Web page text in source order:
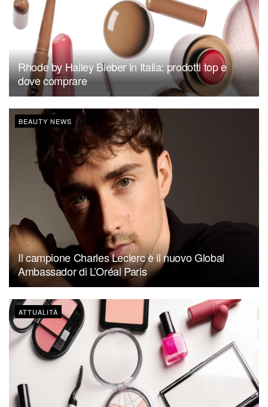
Rhode by Hailey Bieber in Italia: prodotti top e
dove comprare
BEAUTY NEWS
Il campione Charles Leclerc è il nuovo Global
Ambassador di L’Oréal Paris
ATTUALITÀ